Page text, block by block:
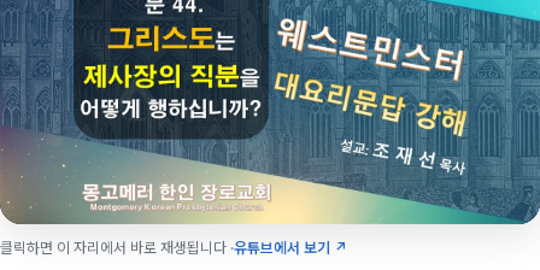
클릭하면 이 자리에서 바로 재생됩니다 ·유튜브에서 보기 ↗